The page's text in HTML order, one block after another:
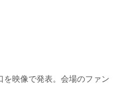
映像で発表。会場のファン